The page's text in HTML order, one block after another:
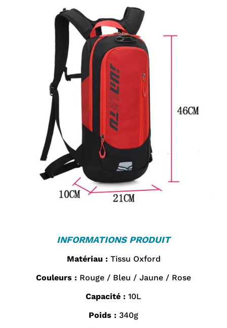
INFORMATIONS PRODUIT
Matériau : Tissu Oxford
Couleurs : Rouge / Bleu / Jaune / Rose
Capacité : 10L
Poids : 340g